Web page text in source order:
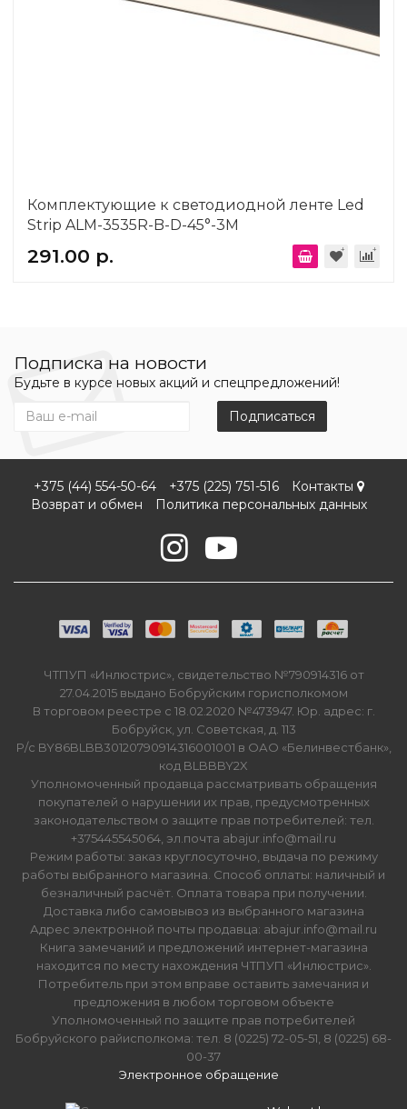
Комплектующие к светодиодной ленте Led
Strip ALM-3535R-B-D-45°-3M
291.00 р.
Подписка на новости
Будьте в курсе новых акций и спецпредложений!
Подписаться
+375 (44) 554-50-64 +375 (225) 751-516
Контакты
Возврат и обмен
Политика персональных данных
ЧТПУП «Инлюстрис», свидетельство №790914316 от
27.04.2015 выдано Бобруйским горисполкомом
В торговом реестре с 18.02.2020 №473947. Юр. адрес: г.
Бобруйск, ул. Советская, д. 113
Р/с BY86BLBB30120790914316001001 в ОАО «Белинвестбанк»,
код BLBBBY2X
Уполномоченный продавца рассматривать обращения
покупателей о нарушении их прав, предусмотренных
законодательством о защите прав потребителей: тел.
+375445545064, эл.почта abajur.info@mail.ru
Режим работы: заказ круглосуточно, выдача по режиму
работы выбранного магазина. Способ оплаты: наличный и
безналичный расчёт. Оплата товара при получении.
Доставка либо самовывоз из выбранного магазина
Адрес электронной почты продавца: abajur.info@mail.ru
Книга замечаний и предложений интернет-магазина
находится по месту нахождения ЧТПУП «Инлюстрис».
Потребитель при этом вправе оставить замечания и
предложения в любом торговом объекте
Уполномоченный по защите прав потребителей
Бобруйского райисполкома: тел. 8 (0225) 72-05-51, 8 (0225) 68-
00-37
Электронное обращение